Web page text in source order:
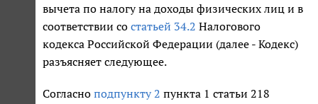
вычета по налогу на доходы физических лиц и в
соответствии со статьей 34.2 Налогового
кодекса Российской Федерации (далее - Кодекс)
разъясняет следующее.
Согласно подпункту 2 пункта 1 статьи 218